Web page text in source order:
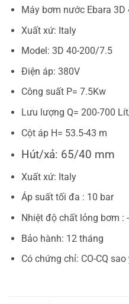
Máy bơm nước Ebara
Xuất xứ: Italy
Model: 3D 40-200/7.5
Điện áp: 380V
Công suất P= 7.5Kw
Lưu lượng Q= 200-700
Cột áp H= 53.5-43 m
Hút/xả: 65/40 mm
Xuất xứ: Italy
Áp suất tối đa : 10 bar
Nhiệt độ chất lỏng bơm :
Bảo hành: 12 tháng
Có chứng chỉ: CO-CQ sao